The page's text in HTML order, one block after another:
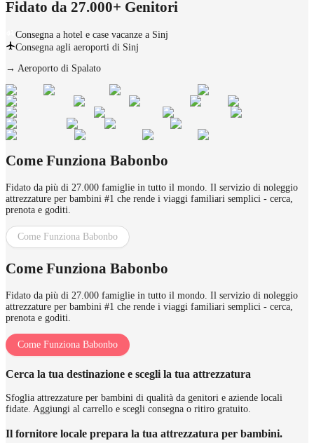
Fidato da 27.000+ Genitori
Consegna a hotel e case vacanze a Sinj
Consegna agli aeroporti di Sinj
→ Aeroporto di Spalato
Come Funziona Babonbo
Fidato da più di 27.000 famiglie in tutto il mondo. Il servizio di noleggio
attrezzature per bambini #1 che rende i viaggi familiari semplici - cerca,
prenota e goditi.
Come Funziona Babonbo
Come Funziona Babonbo
Fidato da più di 27.000 famiglie in tutto il mondo. Il servizio di noleggio
attrezzature per bambini #1 che rende i viaggi familiari semplici - cerca,
prenota e goditi.
Come Funziona Babonbo
Cerca la tua destinazione e scegli la tua attrezzatura
Sfoglia attrezzature per bambini di qualità da genitori e aziende locali
fidate. Aggiungi al carrello e scegli consegna o ritiro gratuito.
Il fornitore locale prepara la tua attrezzatura per bambini.